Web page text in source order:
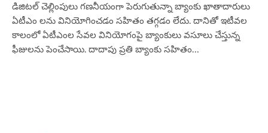
డిజిటల్ చెల్లింపులు గణనీయంగా పెరుగుతున్నా బ్యాంకు ఖాతాదారులు
ఏటీఎం లను వినియోగించడం సహితం తగ్గడం లేదు. దానితో ఇటీవల
కాలంలో ఏటీఎంల సేవల వినియోగంపై బ్యాంకులు వసూలు చేస్తున్న
ఫీజులను పెంచేసాయి. దాదాపు ప్రతి బ్యాంకు సహితం…